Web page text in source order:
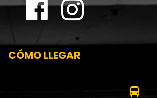
CÓMO LLEGAR